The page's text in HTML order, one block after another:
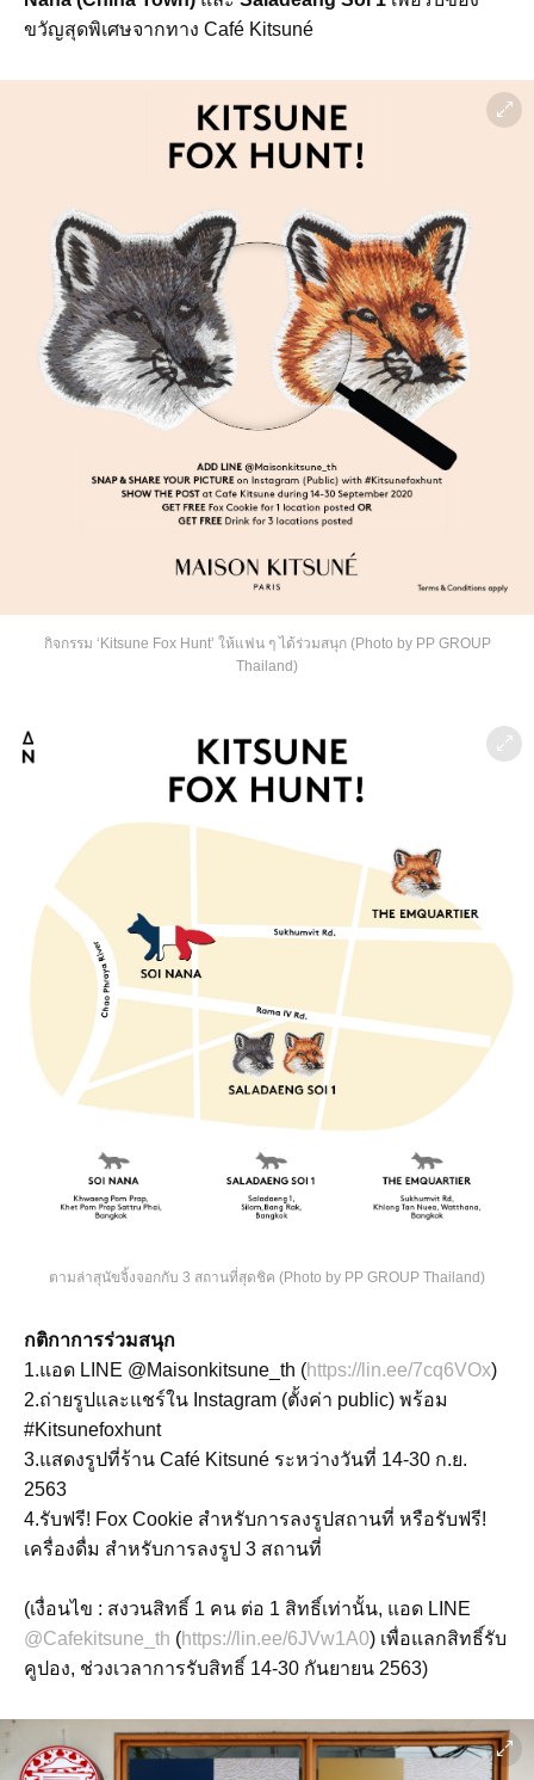
ขวัญสุดพิเศษจากทาง Café Kitsuné
กิจกรรม ‘Kitsune Fox Hunt’ ให้แฟน ๆ ได้ร่วมสนุก (Photo by PP GROUP
Thailand)
ตามล่าสุนัขจิ้งจอกกับ 3 สถานที่สุดชิค (Photo by PP GROUP Thailand)
กติกาการร่วมสนุก
1.แอด LINE @Maisonkitsune_th (https://lin.ee/7cq6VOx)
2.ถ่ายรูปและแชร์ใน Instagram (ตั้งค่า public) พร้อม
#Kitsunefoxhunt
3.แสดงรูปที่ร้าน Café Kitsuné ระหว่างวันที่ 14-30 ก.ย.
2563
4.รับฟรี! Fox Cookie สำหรับการลงรูปสถานที่ หรือรับฟรี!
เครื่องดื่ม สำหรับการลงรูป 3 สถานที่
(เงื่อนไข : สงวนสิทธิ์ 1 คน ต่อ 1 สิทธิ์เท่านั้น, แอด LINE
@Cafekitsune_th (https://lin.ee/6JVw1A0) เพื่อแลกสิทธิ์รับ
คูปอง, ช่วงเวลาการรับสิทธิ์ 14-30 กันยายน 2563)